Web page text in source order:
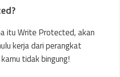
itu Write Protected, akan
kerja dari perangkat
tidak bingung!